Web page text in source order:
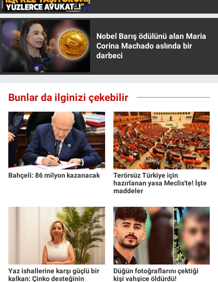
Nobel Barış ödülünü alan Maria
Corina Machado aslında bir
darbeci
Bunlar da ilginizi çekebilir
Bahçeli: 86 milyon kazanacak
Terörsüz Türkiye için
hazırlanan yasa Meclis'te! İşte
maddeler
Yaz ishallerine karşı güçlü bir
kalkan: Çinko desteğinin
Düğün fotoğraflarını çektiği
kişi vahşice öldürdü!
Kültür Sanat
Ne demişti
Nedir
Popüler
Programlar
Sağlık
Spor
Türkiye'nin Geleceği
Türkiye'nin Gündemi
Yerel Gündem